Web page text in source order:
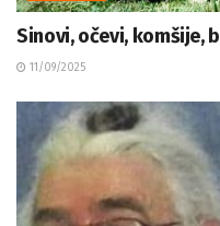
Sinovi, očevi, komšije,
11/09/2025